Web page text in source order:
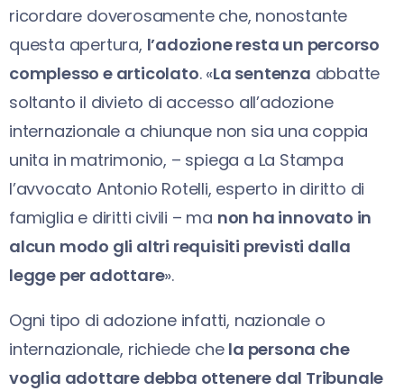
ricordare doverosamente che, nonostante
questa apertura, l’adozione resta un percorso
complesso e articolato. «La sentenza abbatte
soltanto il divieto di accesso all’adozione
internazionale a chiunque non sia una coppia
unita in matrimonio, – spiega a La Stampa
l’avvocato Antonio Rotelli, esperto in diritto di
famiglia e diritti civili – ma non ha innovato in
alcun modo gli altri requisiti previsti dalla
legge per adottare».
Ogni tipo di adozione infatti, nazionale o
internazionale, richiede che la persona che
voglia adottare debba ottenere dal Tribunale